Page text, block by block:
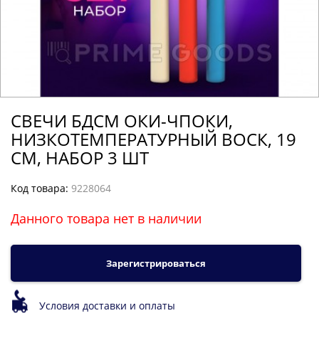
СВЕЧИ БДСМ ОКИ-ЧПОКИ,
НИЗКОТЕМПЕРАТУРНЫЙ ВОСК, 19
СМ, НАБОР 3 ШТ
Код товара: 9228064
Данного товара нет в наличии
Зарегистрироваться
Условия доставки и оплаты